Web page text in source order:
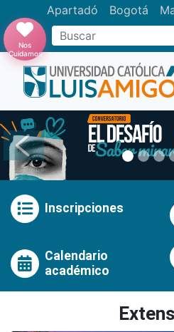
Apartadó Bogotá
Buscar
Nos
Cuidamos
Anterior
Inscripciones
Calendario
académico